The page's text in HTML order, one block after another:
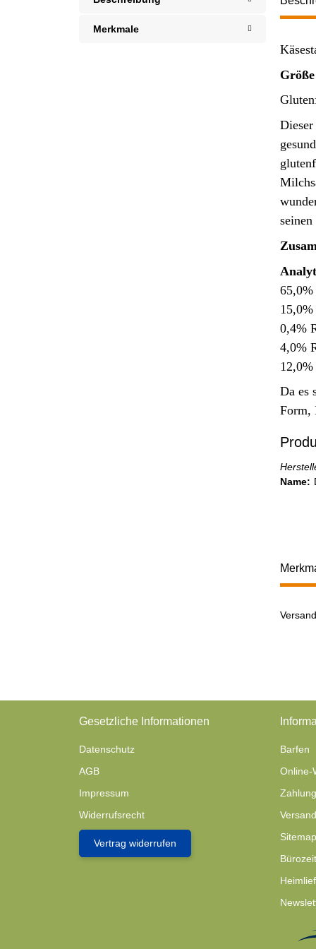
Merkmale
65,0%
0,4%
4,0%
12,0%
Da es
Form,
Name:
Wert
Gesetzliche Informationen
Datenschutz
AGB
Impressum
Widerrufsrecht
Vertrag widerrufen
Barfen
Online-
Sitemap